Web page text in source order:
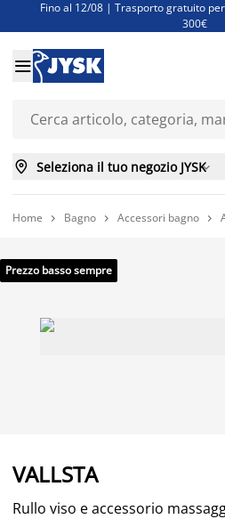
Fino al 12/08 | Trasporto gratuito
300€
Super offerte d'estate | Oltre
Finanziamenti - Scegli il piano di

 Seleziona il tuo negozio JYSK
Home  Bagno  Accessori bagno 
Prezzo basso sempre
VALLSTA
Rullo viso e accessorio